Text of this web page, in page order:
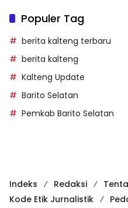
Populer Tag
berita kalteng terbaru
berita kalteng
Kalteng Update
Barito Selatan
Pemkab Barito Selatan
Indeks Redaksi
Kode Etik Jurnalistik